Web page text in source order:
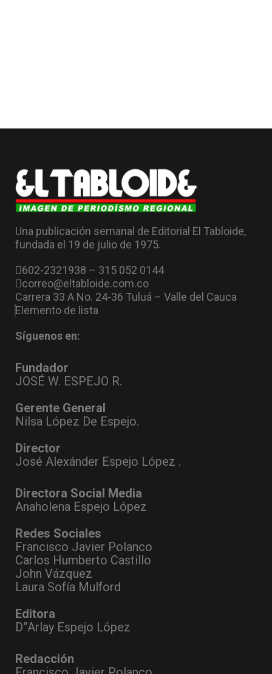
Una publicación semanal de Editorial El Tabloide,
fundada el 19 de julio de 1975.
602-2321938 – 315 052 0144
correo@eltabloide.com.co
Carrera 33 A No. 24-36 Tuluá – Valle del Cauca
Elemento de lista
Síguenos en:
Fundador
JOSÉ W. ESPEJO R.
Gerente General
Nilsa López De Espejo.
Director
José Alexánder Espejo López .
Directora Social Media
Anaholena Espejo López
Redes Sociales
Francisco Javier Polanco
Carlos Humberto Castillo
John Vázquez
Laura Sofía Mulford
Editora
D”Arlay Espejo López
Redacción